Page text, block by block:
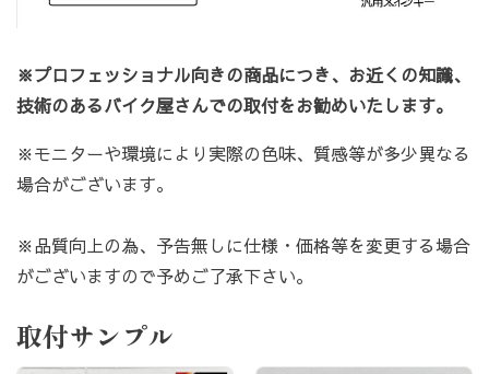
※プロフェッショナル向きの商品につき、お近くの知識、
技術のあるバイク屋さんでの取付をお勧めいたします。
※モニターや環境により実際の色味、質感等が多少異なる
場合がございます。
※品質向上の為、予告無しに仕様・価格等を変更する場合
がございますので予めご了承下さい。
取付サンプル